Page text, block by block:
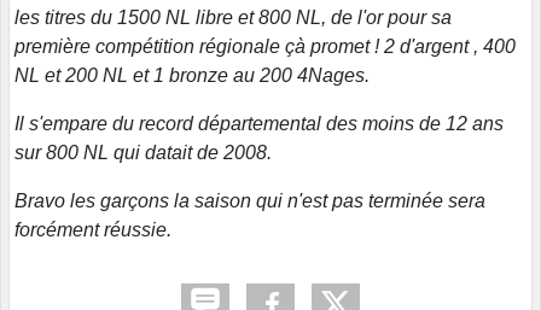
les titres du 1500 NL libre et 800 NL, de l'or pour sa
première compétition régionale çà promet ! 2 d'argent , 400
NL et 200 NL et 1 bronze au 200 4Nages.
Il s'empare du record départemental des moins de 12 ans
sur 800 NL qui datait de 2008.
Bravo les garçons la saison qui n'est pas terminée sera
forcément réussie.